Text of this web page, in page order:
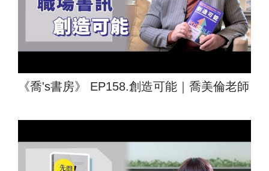
《喬's書房》 EP158.創造可能｜喬美倫老師